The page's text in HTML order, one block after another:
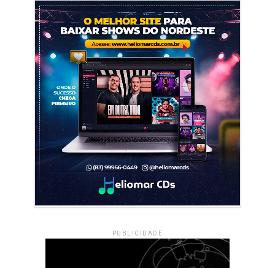
PUBLICIDADE